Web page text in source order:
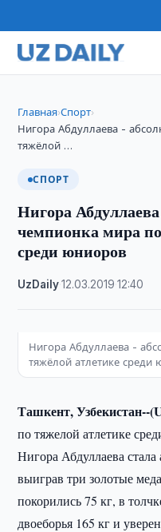
Главная›Спорт›
Нигора Абдуллаева -
тяжёлой …
СПОРТ
Нигора
чемпионка мира
среди юниоров
UzDaily·12.03.2019 ·12:40
Нигора Абдуллаева -
тяжёлой атлетике среди
Ташкент, Узбекистан--
по тяжелой атлетике
Нигора Абдуллаева
выиграв три золотые
покорились 75 кг, в
двоеборья 165 кг и